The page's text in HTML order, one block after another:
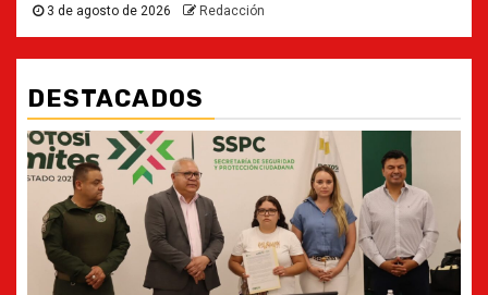
3 de agosto de 2026 Redacción
DESTACADOS